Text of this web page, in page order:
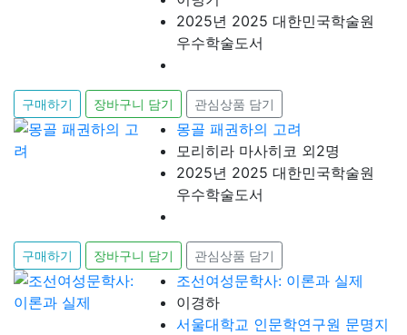
2025년 2025 대한민국학술원
우수학술도서
구매하기 장바구니 담기 관심상품 담기
몽골 패권하의 고려
모리히라 마사히코 외2명
2025년 2025 대한민국학술원
우수학술도서
구매하기 장바구니 담기 관심상품 담기
조선여성문학사: 이론과 실제
이경하
서울대학교 인문학연구원 문명지